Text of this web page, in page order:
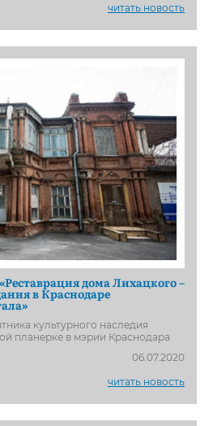
читать новость
дома Лихацкого –
в Краснодаре
культурного наследия
планерке в мэрии Краснодара
06.07.2020
читать новость